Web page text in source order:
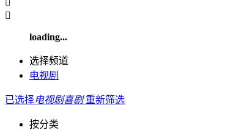


loading...
选择频道
电视剧
已选择电视剧喜剧重新筛选
按分类